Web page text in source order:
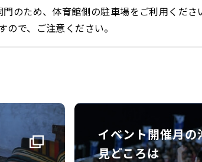
のため、体育館側の駐車場をご利用くださ
で、ご注意ください。
イベント開催月
見どころは